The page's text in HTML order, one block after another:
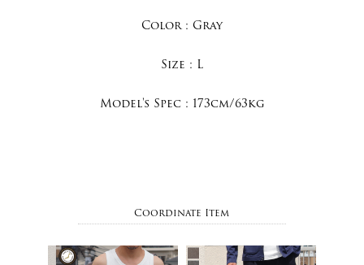
Color : Gray
Size : L
Model's Spec : 173cm/63kg
Coordinate Item